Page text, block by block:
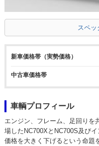
スペッ
新車価格帯（実勢価格）
中古車価格帯
車輌プロフィール
エンジン、フレーム、足回りを
場したNC700XとNC700S及び
価格を大きく下げるという命題